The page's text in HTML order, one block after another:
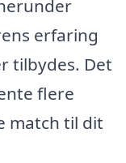
erfaring
tilbydes. Det
flere
match til dit